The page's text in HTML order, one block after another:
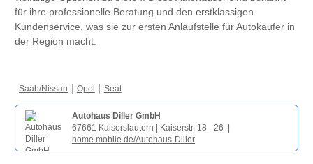
für ihre professionelle Beratung und den erstklassigen
Kundenservice, was sie zur ersten Anlaufstelle für Autokäufer in
der Region macht.
Saab/Nissan Opel Seat
Autohaus Diller GmbH
67661 Kaiserslautern | Kaiserstr. 18 - 26 |
home.mobile.de/Autohaus-Diller